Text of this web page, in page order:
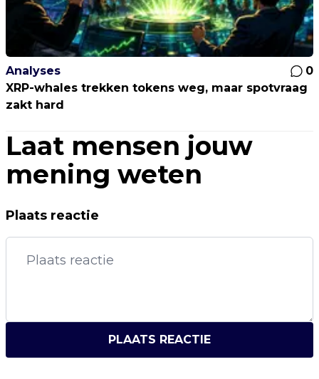
Analyses
0
XRP-whales trekken tokens weg, maar spotvraag
zakt hard
Laat mensen jouw
mening weten
Plaats reactie
PLAATS REACTIE